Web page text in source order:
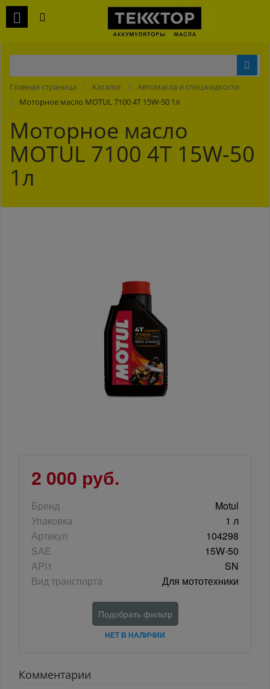
Главная страница Каталог
Автомасла и спецжидкости
Моторное масло MOTUL 7100 4T 15W-50 1л
Моторное масло
MOTUL 7100 4T 15W-50
1л
2 000 руб.
Бренд
Motul
Упаковка
1 л
Артикул
104298
SAE
15W-50
API1
SN
Вид транспорта
Для мототехники
Подобрать фильтр
НЕТ В НАЛИЧИИ
Комментарии